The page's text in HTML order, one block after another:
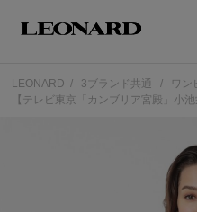
LEONARD 3ブランド共通
ワン
【テレビ東京「カンブリア宮殿」小